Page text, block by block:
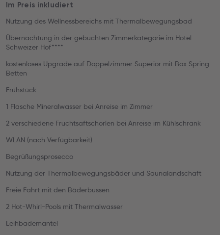
Im Preis inkludiert
Nutzung des Wellnessbereichs mit Thermalbewegungsbad
Übernachtung in der gebuchten Zimmerkategorie im Hotel
Schweizer Hof****
kostenloses Upgrade auf Doppelzimmer Superior mit Box Spring
Betten
Frühstück
1 Flasche Mineralwasser bei Anreise im Zimmer
2 verschiedene Fruchtsaftschorlen bei Anreise im Kühlschrank
WLAN (nach Verfügbarkeit)
Begrüßungsprosecco
Nutzung der Thermalbewegungsbäder und Saunalandschaft
Freie Fahrt mit den Bäderbussen
2 Hot-Whirl-Pools mit Thermalwasser
Leihbademantel